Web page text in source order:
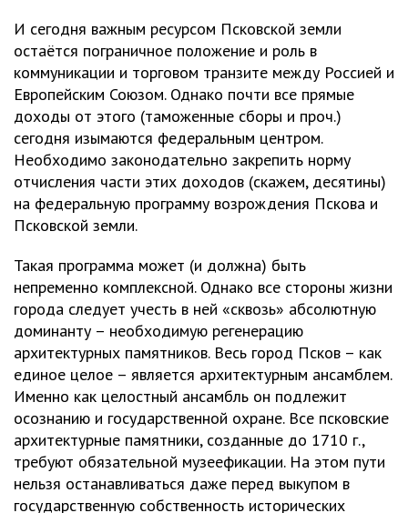
И сегодня важным ресурсом Псковской земли
остаётся пограничное положение и роль в
коммуникации и торговом транзите между Россией и
Европейским Союзом. Однако почти все прямые
доходы от этого (таможенные сборы и проч.)
сегодня изымаются федеральным центром.
Необходимо законодательно закрепить норму
отчисления части этих доходов (скажем, десятины)
на федеральную программу возрождения Пскова и
Псковской земли.
Такая программа может (и должна) быть
непременно комплексной. Однако все стороны жизни
города следует учесть в ней «сквозь» абсолютную
доминанту – необходимую регенерацию
архитектурных памятников. Весь город Псков – как
единое целое – является архитектурным ансамблем.
Именно как целостный ансамбль он подлежит
осознанию и государственной охране. Все псковские
архитектурные памятники, созданные до 1710 г.,
требуют обязательной музеефикации. На этом пути
нельзя останавливаться даже перед выкупом в
государственную собственность исторических